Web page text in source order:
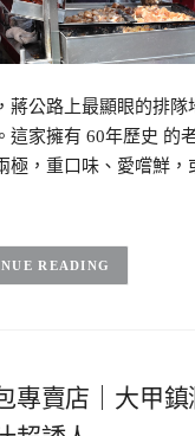
蔣公路上最顯眼的排隊
這家擁有 60年歷史 的
極，重口味、愛嚐鮮，
READING
專賣店｜大甲